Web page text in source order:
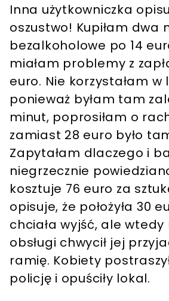
Inna użytkowniczka
oszustwo! Kupiłam dwa
bezalkoholowe po 14
miałam problemy z
euro. Nie korzystałam w
ponieważ byłam tam
minut, poprosiłam o
zamiast 28 euro było
Zapytałam dlaczego i
niegrzecznie
kosztuje 76 euro za
opisuje, że położyła 30
chciała wyjść, ale wtedy
obsługi chwycił jej
ramię. Kobiety
policję i opuściły lokal.